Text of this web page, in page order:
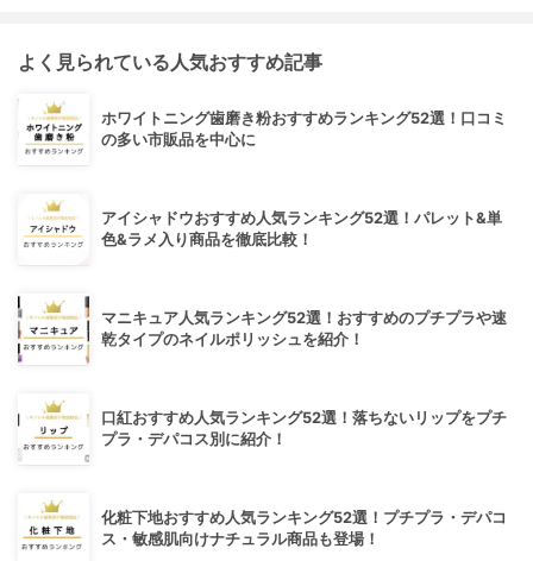
よく見られている人気おすすめ記事
ホワイトニング歯磨き粉おすすめランキング52選！口コミ
の多い市販品を中心に
アイシャドウおすすめ人気ランキング52選！パレット&単
色&ラメ入り商品を徹底比較！
マニキュア人気ランキング52選！おすすめのプチプラや速
乾タイプのネイルポリッシュを紹介！
口紅おすすめ人気ランキング52選！落ちないリップをプチ
プラ・デパコス別に紹介！
化粧下地おすすめ人気ランキング52選！プチプラ・デパコ
ス・敏感肌向けナチュラル商品も登場！